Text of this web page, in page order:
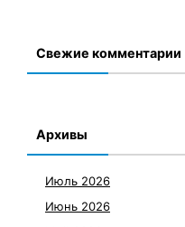
Свежие комментарии
Архивы
Июль 2026
Июнь 2026